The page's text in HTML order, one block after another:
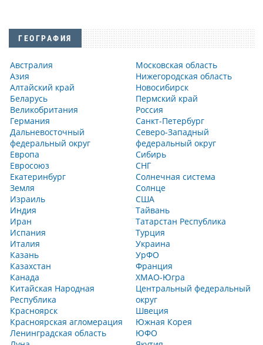
ГЕОГРАФИЯ
Австралия
Азия
Алтайский край
Беларусь
Великобритания
Германия
Дальневосточный
федеральный округ
Европа
Евросоюз
Екатеринбург
Земля
Израиль
Индия
Иран
Испания
Италия
Казань
Казахстан
Канада
Китайская Народная
Республика
Красноярск
Красноярская агломерация
Ленинградская область
Московская область
Нижегородская область
Новосибирск
Пермский край
Россия
Санкт-Петербург
Северо-Западный
федеральный округ
Сибирь
СНГ
Солнечная система
Солнце
США
Тайвань
Татарстан Республика
Турция
Украина
УрФО
Франция
ХМАО-Югра
Центральный федеральный
округ
Швеция
Южная Корея
ЮФО